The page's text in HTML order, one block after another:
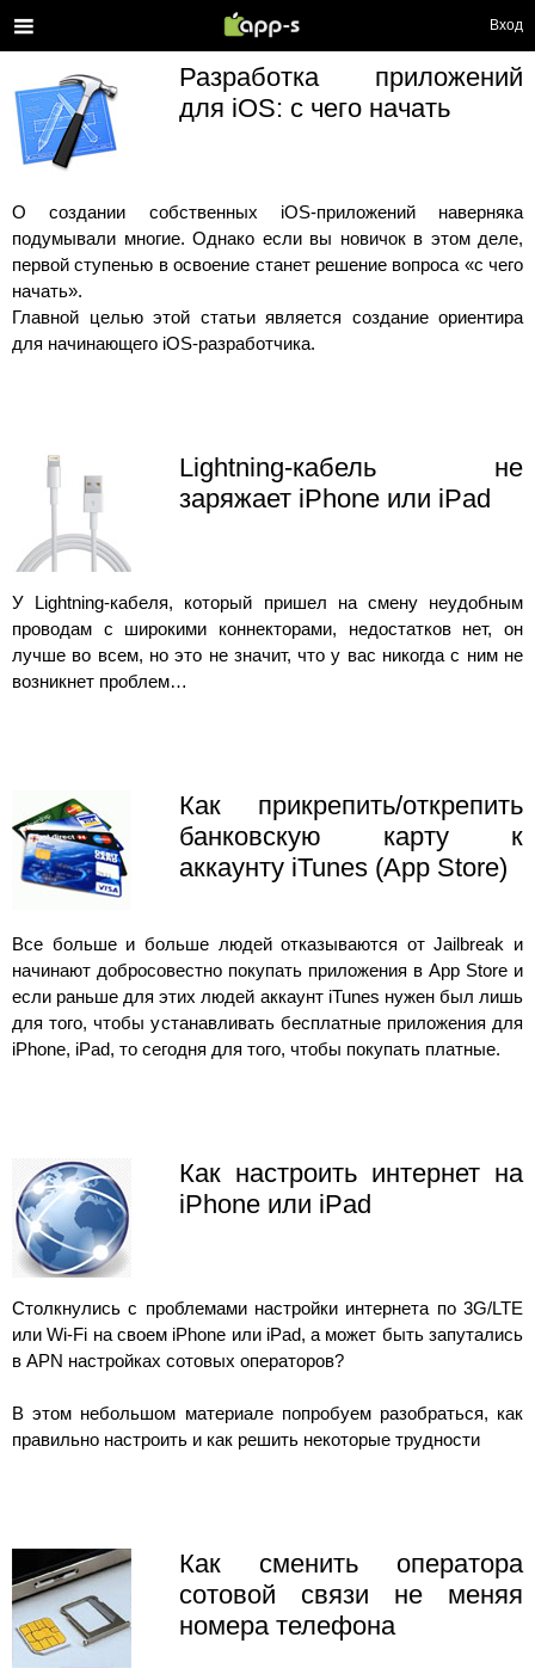
Вход
Разработка приложений
для iOS: с чего начать
О создании собственных iOS-приложений наверняка
подумывали многие. Однако если вы новичок в этом деле,
первой ступенью в освоение станет решение вопроса «с чего
начать».
Главной целью этой статьи является создание ориентира
для начинающего iOS-разработчика.
Lightning-кабель не
заряжает iPhone или iPad
У Lightning-кабеля, который пришел на смену неудобным
проводам с широкими коннекторами, недостатков нет, он
лучше во всем, но это не значит, что у вас никогда с ним не
возникнет проблем…
Как прикрепить/открепить
банковскую карту к
аккаунту iTunes (App Store)
Все больше и больше людей отказываются от Jailbreak и
начинают добросовестно покупать приложения в App Store и
если раньше для этих людей аккаунт iTunes нужен был лишь
для того, чтобы устанавливать бесплатные приложения для
iPhone, iPad, то сегодня для того, чтобы покупать платные.
Как настроить интернет на
iPhone или iPad
Столкнулись с проблемами настройки интернета по 3G/LTE
или Wi-Fi на своем iPhone или iPad, а может быть запутались
в APN настройках сотовых операторов?
В этом небольшом материале попробуем разобраться, как
правильно настроить и как решить некоторые трудности
Как сменить оператора
сотовой связи не меняя
номера телефона